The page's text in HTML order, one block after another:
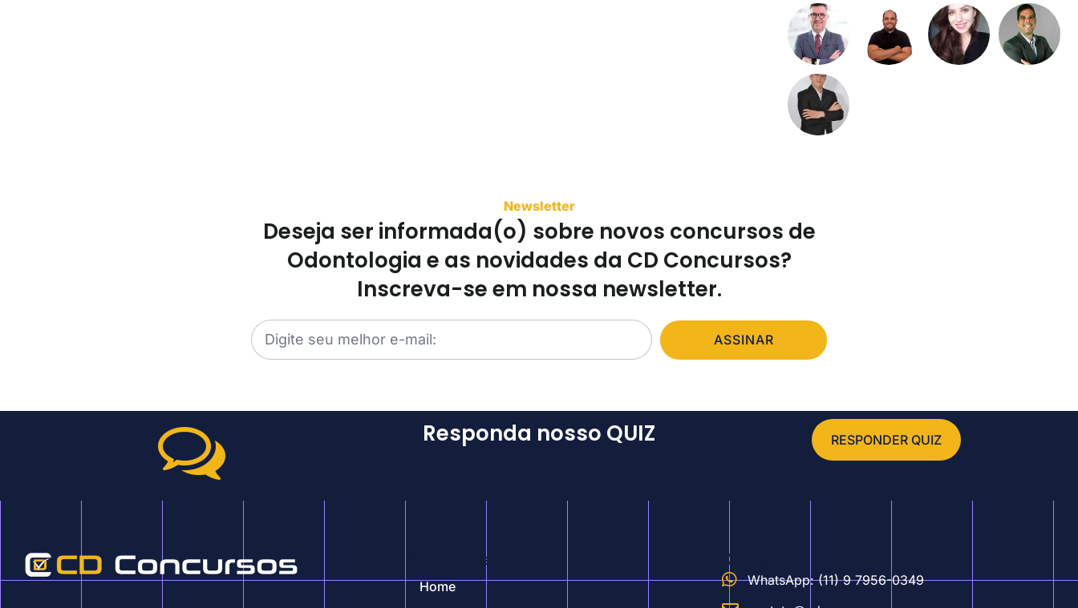
Newsletter
Deseja ser informada(o) sobre novos concursos de
Odontologia e as novidades da CD Concursos?
Inscreva-se em nossa newsletter.
ASSINAR
Responda nosso QUIZ RESPONDER QUIZ
Nosso site
Home
Contatos
WhatsApp: (11) 9 7956-0349